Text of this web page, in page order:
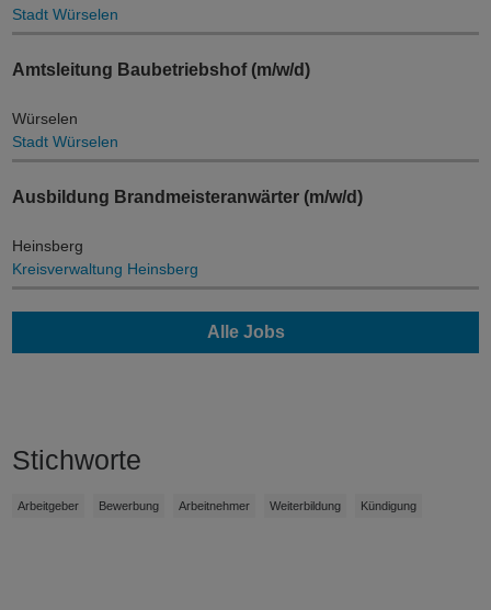
Stadt Würselen
Amtsleitung Baubetriebshof (m/w/d)
Würselen
Stadt Würselen
Ausbildung Brandmeisteranwärter (m/w/d)
Heinsberg
Kreisverwaltung Heinsberg
Alle Jobs
Stichworte
Arbeitgeber Bewerbung Arbeitnehmer Weiterbildung Kündigung